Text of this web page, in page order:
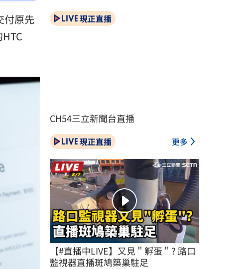
付原先
現正直播
CH54三立新聞台直播
現正直播 更多
【#直播中LIVE】又見＂孵蛋＂? 路口
監視器直播斑鳩築巢駐足